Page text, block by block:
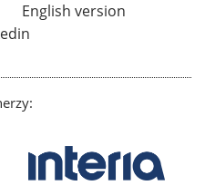
English version